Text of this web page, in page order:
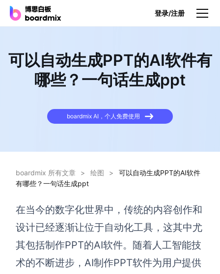
登录/注册
产品
博思白板
博思白板SDK
博思白板离线版
博思设计
一体化产品设计工具
博思AIPPT
AI生成PPT，支持在线编辑
可以自动生成PPT的AI软件有
哪些？一句话生成ppt
boardmix AI，个人免费使用
boardmix 所有文章 > 绘图 >
可以自动生成PPT的AI软件
有哪些？一句话生成ppt
在当今的数字化世界中，传统的内容创作和
设计已经逐渐让位于自动化工具，这其中尤
其包括制作PPT的AI软件。随着人工智能技
术的不断进步，AI制作PPT软件为用户提供